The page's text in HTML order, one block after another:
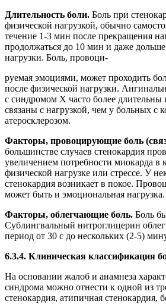
Длительность боли. Боль при
физической нагрузкой, обычно
течение 1-3 мин после прекращения
продолжаться до 10 мин и даже
нагрузки. Боль, провоци-
руемая эмоциями, может проходить
после физической нагрузки.
с синдромом Х часто более длительны
связаны с нагрузкой, чем у больных с
атеросклерозом.
Факторы, провоцирующие боль
большинстве случаев стенокардия
увеличением потребности миокарда в
физической нагрузке или стрессе. У
стенокардия возникает в покое.
может быть и эмоциональная нагрузка.
Факторы, облегчающие боль. Боль
Сублингвальный нитроглицерин
период от 30 с до нескольких (2-5)
6.3.4. Клиническая классификация
На основании жалоб и анамнеза
синдрома можно отнести к одной из
стенокардия, атипичная стенокардия,